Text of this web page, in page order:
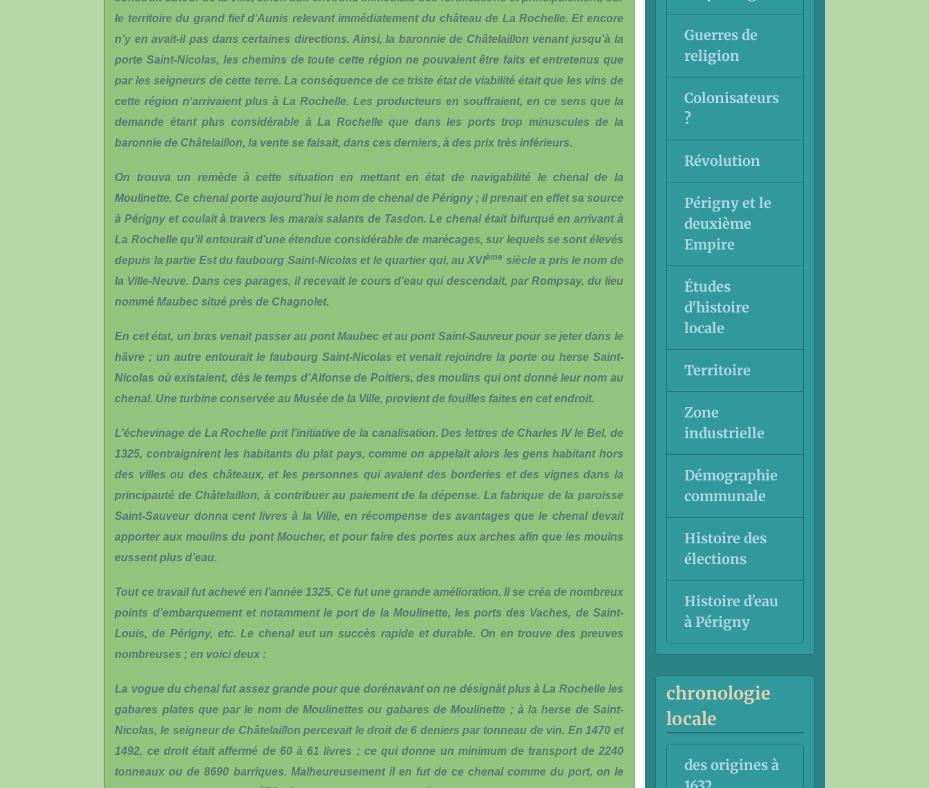
le territoire du grand fief d’Aunis relevant immédiatement du château de La Rochelle. Et encore
n’y en avait-il pas dans certaines directions. Ainsi, la baronnie de Châtelaillon venant jusqu’à la
porte Saint-Nicolas, les chemins de toute cette région ne pouvaient être faits et entretenus que
par les seigneurs de cette terre. La conséquence de ce triste état de viabilité était que les vins de
cette région n‘arrivaient plus à La Rochelle. Les producteurs en souffraient, en ce sens que la
demande étant plus considérable à La Rochelle que dans les ports trop minuscules de la
baronnie de Châtelaillon, la vente se faisait, dans ces derniers, à des prix très inférieurs.
On trouva un remède à cette situation en mettant en état de navigabilité le chenal de la
Moulinette. Ce chenal porte aujourd’hui le nom de chenal de Périgny ; il prenait en effet sa source
à Périgny et coulait à travers les marais salants de Tasdon. Le chenal était bifurqué en arrivant à
La Rochelle qu’il entourait d’une étendue considérable de marécages, sur lequels se sont élevés
depuis la partie Est du faubourg Saint-Nicolas et le quartier qui, au XVIème siècle a pris le nom de
la Ville-Neuve. Dans ces parages, il recevait le cours d’eau qui descendait, par Rompsay, du lieu
nommé Maubec situé près de Chagnolet.
En cet état, un bras venait passer au pont Maubec et au pont Saint-Sauveur pour se jeter dans le
hâvre ; un autre entourait le faubourg Saint-Nicolas et venait rejoindre la porte ou herse Saint-
Nicolas où existaient, dès le temps d’Alfonse de Poitiers, des moulins qui ont donné leur nom au
chenal. Une turbine conservée au Musée de la Ville, provient de fouilles faites en cet endroit.
L’échevinage de La Rochelle prit l’initiative de la canalisation. Des lettres de Charles IV le Bel, de
1325, contraignirent les habitants du plat pays, comme on appelait alors les gens habitant hors
des villes ou des châteaux, et les personnes qui avaient des borderies et des vignes dans la
principauté de Châtelaillon, à contribuer au paiement de la dépense. La fabrique de la paroisse
Saint-Sauveur donna cent livres à la Ville, en récompense des avantages que le chenal devait
apporter aux moulins du pont Moucher, et pour faire des portes aux arches afin que les moulns
eussent plus d’eau.
Tout ce travail fut achevé en l’année 1325. Ce fut une grande amélioration. Il se créa de nombreux
points d’embarquement et notamment le port de la Moulinette, les ports des Vaches, de Saint-
Louis, de Périgny, etc. Le chenal eut un succès rapide et durable. On en trouve des preuves
nombreuses ; en voici deux :
La vogue du chenal fut assez grande pour que dorénavant on ne désignât plus à La Rochelle les
gabares plates que par le nom de Moulinettes ou gabares de Moulinette ; à la herse de Saint-
Nicolas, le seigneur de Châtelaillon percevait le droit de 6 deniers par tonneau de vin. En 1470 et
1492, ce droit était affermé de 60 à 61 livres ; ce qui donne un minimum de transport de 2240
tonneaux ou de 8690 barriques. Malheureusement il en fut de ce chenal comme du port, on le
Guerres de
religion
Colonisateurs
?
Révolution
Périgny et le
deuxième
Empire
Études
d'histoire
locale
Territoire
Zone
industrielle
Démographie
communale
Histoire des
élections
Histoire d'eau
à Périgny
chronologie
locale
des origines à